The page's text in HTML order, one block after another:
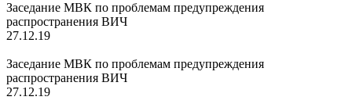
Заседание МВК по проблемам предупреждения
распространения ВИЧ
27.12.19
Заседание МВК по проблемам предупреждения
распространения ВИЧ
27.12.19